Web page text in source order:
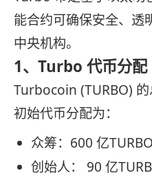
能合约可确保安全、透
中央机构。
1、Turbo 代币分配
Turbocoin (TURBO)
初始代币分配为：
众筹：600 亿TURBO
创始人： 90 亿